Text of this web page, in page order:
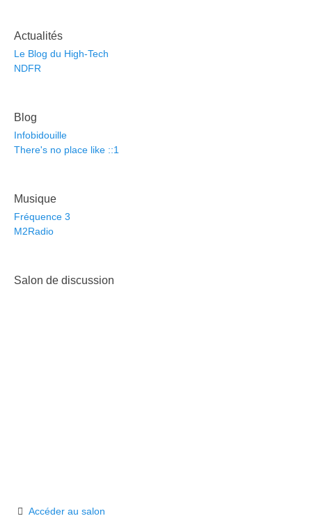
Actualités
Le Blog du High-Tech
NDFR
Blog
Infobidouille
There's no place like ::1
Musique
Fréquence 3
M2Radio
Salon de discussion
Accéder au salon